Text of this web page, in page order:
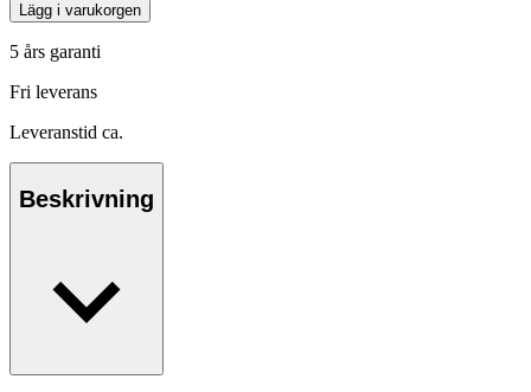
Lägg i varukorgen
5 års garanti
Fri leverans
Leveranstid ca.
Beskrivning